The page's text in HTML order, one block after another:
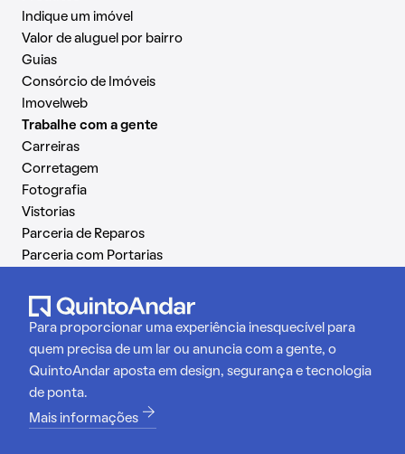
Indique um imóvel
Valor de aluguel por bairro
Guias
Consórcio de Imóveis
Imovelweb
Trabalhe com a gente
Carreiras
Corretagem
Fotografia
Vistorias
Parceria de Reparos
Parceria com Portarias
Para proporcionar uma experiência inesquecível para
quem precisa de um lar ou anuncia com a gente, o
QuintoAndar aposta em design, segurança e tecnologia
de ponta.
Mais informações